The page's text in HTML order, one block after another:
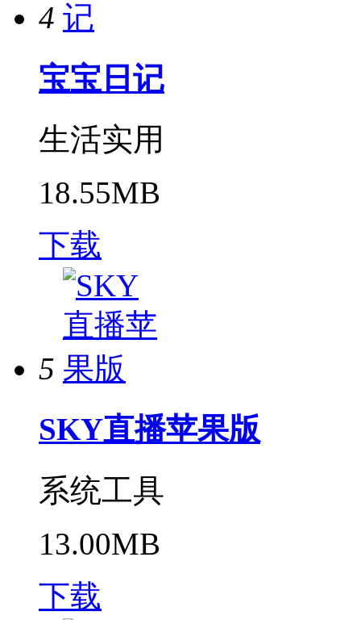
4
宝宝日记
生活实用
18.55MB
下载
5
SKY直播苹果版
系统工具
13.00MB
下载